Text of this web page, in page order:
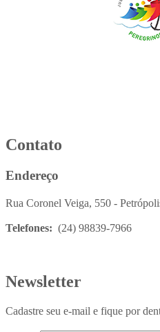
Contato
Endereço
Rua Coronel Veiga, 550 -
Telefones: (24) 98839-7966
Newsletter
Cadastre seu e-mail e fique por